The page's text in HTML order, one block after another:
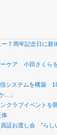
ー７周年記念日に
ケア 小田さくら
システムを構築
…」
クラブイベント
体
証お渡し会 ”らし